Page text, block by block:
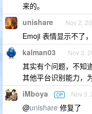
来的。
unishare Nov 2,
Emoji 表情显示不了
kalman03 Nov 3,
其实有个问题，不知
其他平台识别能力，
iMboya OP Nov 3,
@unishare 修复了